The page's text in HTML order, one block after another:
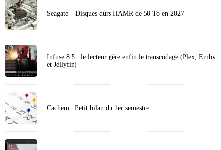
Seagate – Disques durs HAMR de 50 To en 2027
Infuse 8.5 : le lecteur gère enfin le transcodage (Plex, Emby
et Jellyfin)
Cachem : Petit bilan du 1er semestre